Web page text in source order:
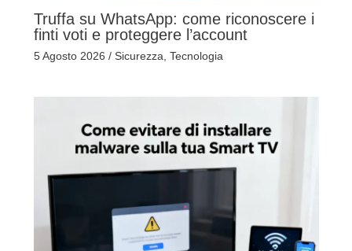
Truffa su WhatsApp: come riconoscere i
finti voti e proteggere l’account
5 Agosto 2026 / Sicurezza Tecnologia